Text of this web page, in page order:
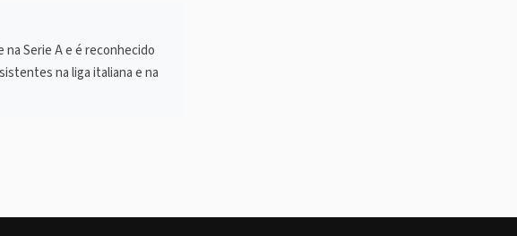
Serie A e é reconhecido
na liga italiana e na